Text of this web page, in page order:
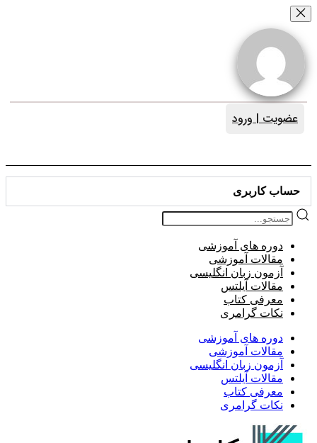
پرش
به
محتوا
عضویت | ورود
حساب کاربری
دوره های آموزشی
مقالات آموزشی
آزمون زبان انگلیسی
مقالات آیلتس
معرفی کتاب
نکات گرامری
دوره های آموزشی
مقالات آموزشی
آزمون زبان انگلیسی
مقالات آیلتس
معرفی کتاب
نکات گرامری